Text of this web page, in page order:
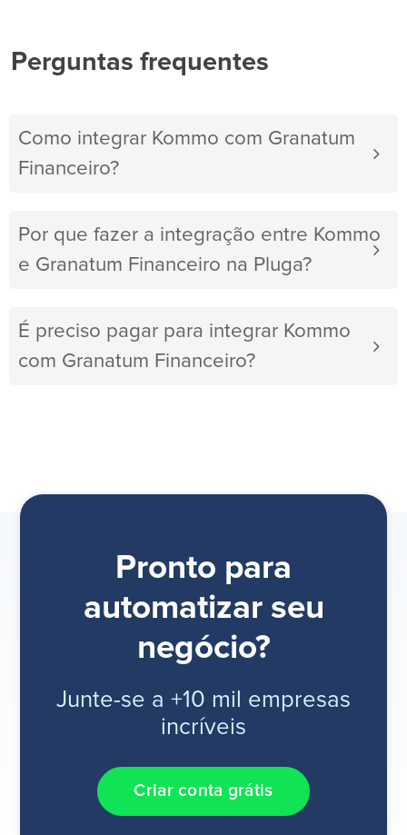
Perguntas frequentes
Como integrar Kommo com Granatum
Financeiro?
Por que fazer a integração entre Kommo
e Granatum Financeiro na Pluga?
É preciso pagar para integrar Kommo
com Granatum Financeiro?
Pronto para
automatizar seu
negócio?
Junte-se a +10 mil empresas
incríveis
Criar conta grátis